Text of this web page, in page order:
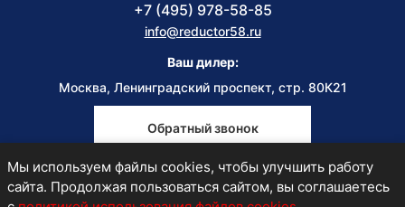
+7 (495) 978-58-85
info@reductor58.ru
Ваш дилер:
Москва, Ленинградский проспект, стр. 80К21
Обратный звонок
Пн-Пт
9:00-18:00
Мы используем файлы cookies, чтобы улучшить работу
сайта. Продолжая пользоваться сайтом, вы соглашаетесь